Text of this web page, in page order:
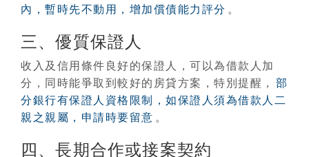
內，暫時先不動用，增加償債能力評分 。
三、優質保證人
收入及信用條件良好的保證人，可以為借款人加
分，同時能爭取到較好的房貸方案，特別提醒， 部
分銀行有保證人資格限制，如保證人須為借款人二
親之親屬，申請時要留意 。
四、長期合作或接案契約